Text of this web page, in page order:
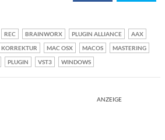
REC BRAINWORX PLUGIN ALLIANCE
AAX
KORREKTUR MAC OSX MACOS
MASTERING
PLUGIN VST3 WINDOWS
ANZEIGE